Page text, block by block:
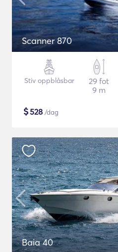
Scanner 870
Stiv oppblåsbar
29 fot
9 m
$528 /dag
Baia 40